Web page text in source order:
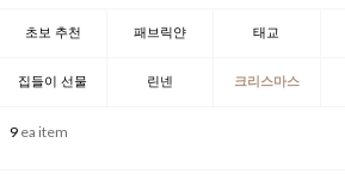
초보 추천 패브릭얀 태교
집들이 선물 린넨 크리스마스
9 ea item